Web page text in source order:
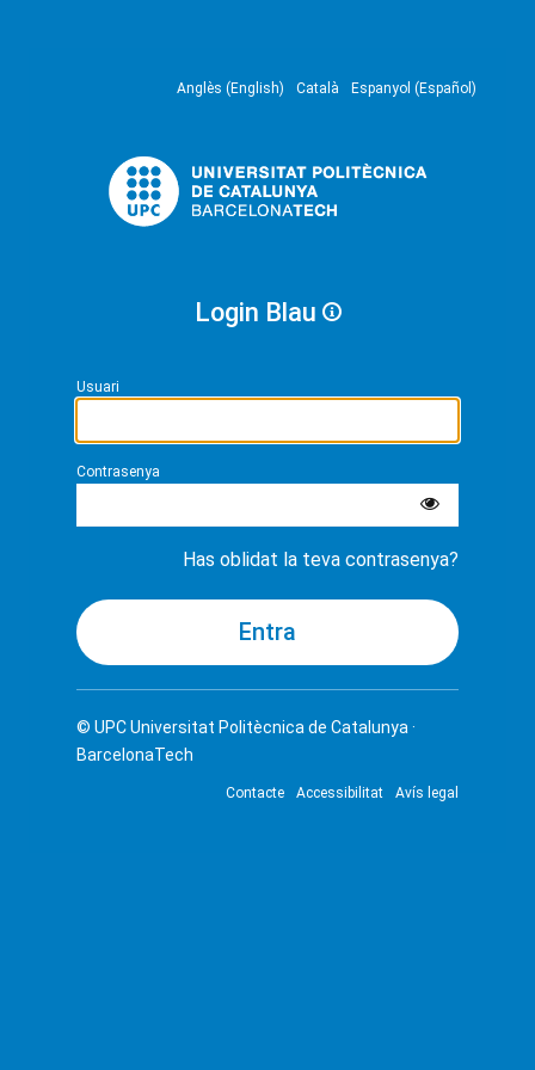
Anglès (English) Català Espanyol (Español)
Login Blau
Usuari
Contrasenya
Has oblidat la teva contrasenya?
© UPCUniversitat Politècnica de Catalunya ·
BarcelonaTech
Contacte Accessibilitat Avís legal